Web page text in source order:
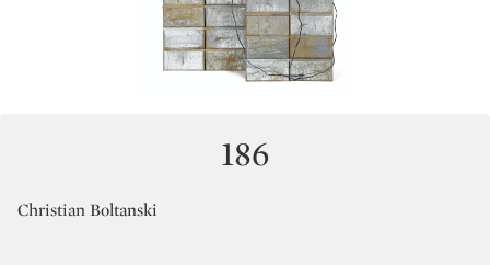
186
Christian Boltanski